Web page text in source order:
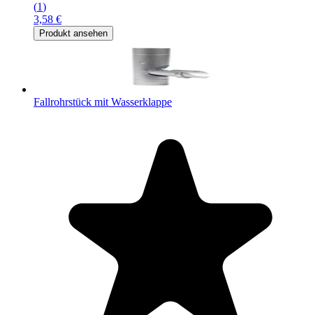
(1)
3,58 €
Produkt ansehen
Fallrohrstück mit Wasserklappe